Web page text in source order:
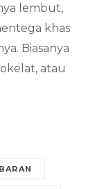
lembut,
khas
Biasanya
atau